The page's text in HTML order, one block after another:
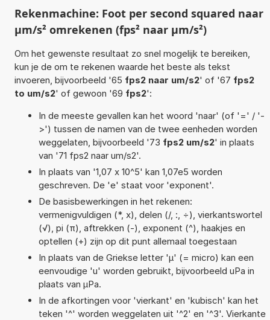
Rekenmachine: Foot per second squared naar
µm/s² omrekenen (fps² naar µm/s²)
Om het gewenste resultaat zo snel mogelijk te bereiken,
kun je de om te rekenen waarde het beste als tekst
invoeren, bijvoorbeeld '65 fps2 naar um/s2' of '67 fps2
to um/s2' of gewoon '69 fps2':
In de meeste gevallen kan het woord 'naar' (of '=' / '-
>') tussen de namen van de twee eenheden worden
weggelaten, bijvoorbeeld '73 fps2 um/s2' in plaats
van '71 fps2 naar um/s2'.
In plaats van '1,07 x 10^5' kan 1,07e5 worden
geschreven. De 'e' staat voor 'exponent'.
De basisbewerkingen in het rekenen:
vermenigvuldigen (*, x), delen (/, :, ÷), vierkantswortel
(√), pi (π), aftrekken (-), exponent (^), haakjes en
optellen (+) zijn op dit punt allemaal toegestaan
In plaats van de Griekse letter 'µ' (= micro) kan een
eenvoudige 'u' worden gebruikt, bijvoorbeeld uPa in
plaats van µPa.
In de afkortingen voor 'vierkant' en 'kubisch' kan het
teken '^' worden weggelaten uit '^2' en '^3'. Vierkante